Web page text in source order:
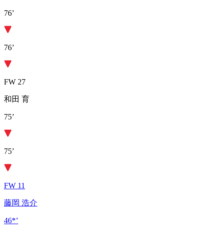
76’
76’
FW 27
和田 育
75’
75’
FW 11
藤岡 浩介
46*’